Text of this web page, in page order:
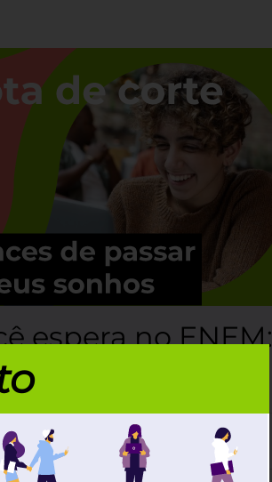
espera no ENEM:
e curso